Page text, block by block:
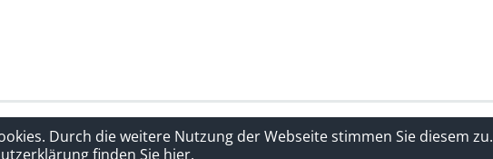
SitelinksDurch die weitere Nutzung der Webseite stimmen Sie diesem zu.
finden Sie hier.